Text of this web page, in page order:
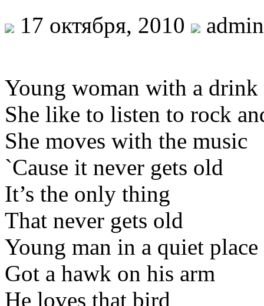
17 октября, 2010 admin
Young woman with a drink
She like to listen to rock
She moves with the music
`Cause it never gets old
It’s the only thing
That never gets old
Young man in a quiet place
Got a hawk on his arm
He loves that bird